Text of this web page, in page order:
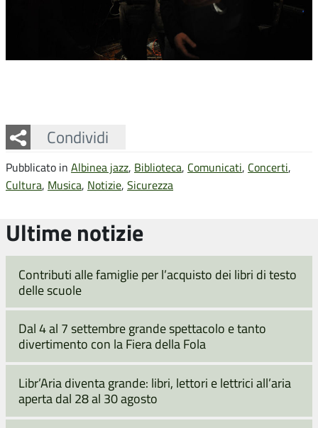
Condividi
Facebook
Twitter
Whatsapp
Pubblicato in Albinea jazz, Biblioteca, Comunicati, Concerti,
Cultura, Musica, Notizie, Sicurezza
Ultime notizie
Contributi alle famiglie per l’acquisto dei libri di testo
delle scuole
Dal 4 al 7 settembre grande spettacolo e tanto
divertimento con la Fiera della Fola
Libr’Aria diventa grande: libri, lettori e lettrici all’aria
aperta dal 28 al 30 agosto